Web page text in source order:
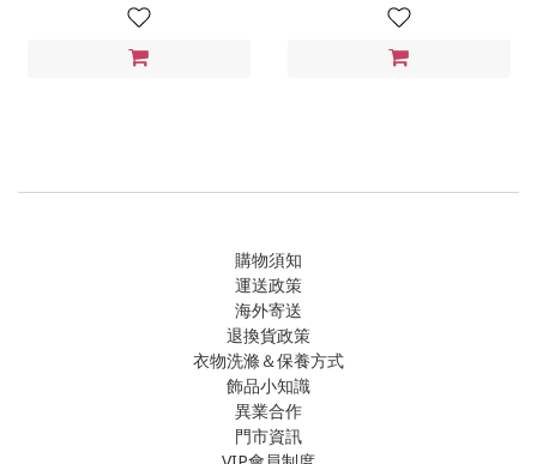
購物須知
運送政策
海外寄送
退換貨政策
衣物洗滌＆保養方式
飾品小知識
異業合作
門市資訊